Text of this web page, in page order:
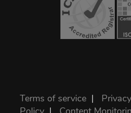
Terms of service |